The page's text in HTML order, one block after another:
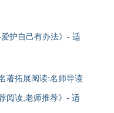
护自己有办法》- 适
著拓展阅读:名师导读
阅读,老师推荐》- 适